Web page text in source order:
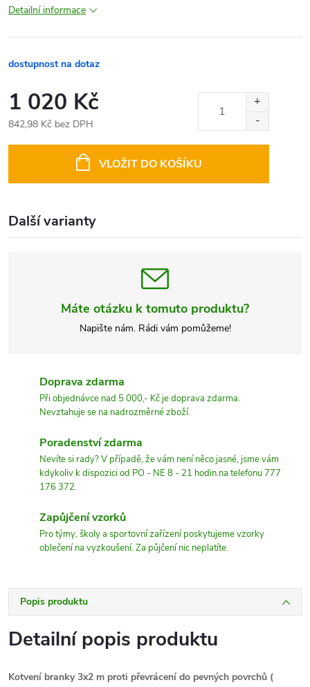
Detailní informace
dostupnost na dotaz
1 020 Kč
842,98 Kč bez DPH
VLOŽIT DO KOŠÍKU
Další varianty
Máte otázku k tomuto produktu?
Napište nám. Rádi vám pomůžeme!
Doprava zdarma
Při objednávce nad 5 000,- Kč je doprava zdarma.
Nevztahuje se na nadrozměrné zboží.
Poradenství zdarma
Nevíte si rady? V případě, že vám není něco jasné, jsme vám
kdykoliv k dispozici od PO - NE 8 - 21 hodin.na telefonu 777
176 372.
Zapůjčení vzorků
Pro týmy, školy a sportovní zařízení poskytujeme vzorky
oblečení na vyzkoušení. Za půjčení nic neplatíte.
Popis produktu
Detailní popis produktu
Kotvení branky 3x2 m proti převrácení do pevných povrchů (